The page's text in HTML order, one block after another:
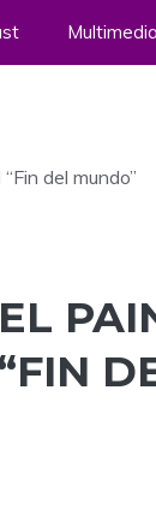
Multimedia
del mundo”